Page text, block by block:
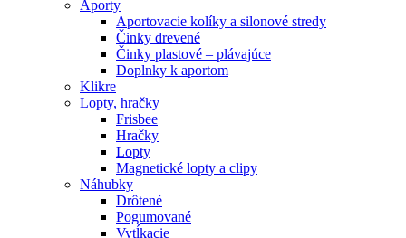
Aporty
Aportovacie kolíky a silonové stredy
Činky drevené
Činky plastové – plávajúce
Doplnky k aportom
Klikre
Lopty, hračky
Frisbee
Hračky
Lopty
Magnetické lopty a clipy
Náhubky
Drôtené
Pogumované
Vytĺkacie